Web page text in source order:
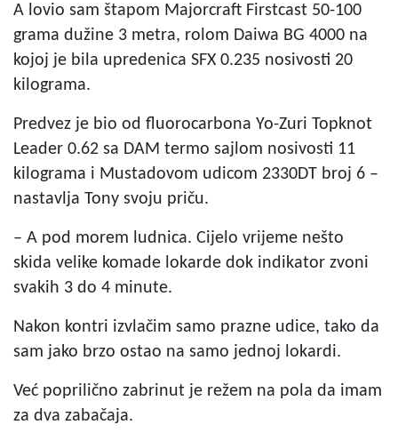
A lovio sam štapom Majorcraft Firstcast 50-100
grama dužine 3 metra, rolom Daiwa BG 4000 na
kojoj je bila upredenica SFX 0.235 nosivosti 20
kilograma.
Predvez je bio od fluorocarbona Yo-Zuri Topknot
Leader 0.62 sa DAM termo sajlom nosivosti 11
kilograma i Mustadovom udicom 2330DT broj 6 –
nastavlja Tony svoju priču.
– A pod morem ludnica. Cijelo vrijeme nešto
skida velike komade lokarde dok indikator zvoni
svakih 3 do 4 minute.
Nakon kontri izvlačim samo prazne udice, tako da
sam jako brzo ostao na samo jednoj lokardi.
Već poprilično zabrinut je režem na pola da imam
za dva zabačaja.